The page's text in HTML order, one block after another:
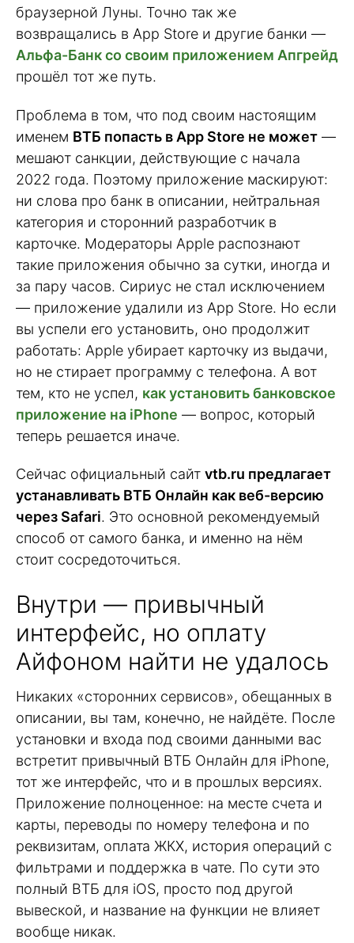
браузерной Луны. Точно так же
возвращались в App Store и другие банки —
Альфа-Банк со своим приложением Апгрейд
прошёл тот же путь.
Проблема в том, что под своим настоящим
именем ВТБ попасть в App Store не может —
мешают санкции, действующие с начала
2022 года. Поэтому приложение маскируют:
ни слова про банк в описании, нейтральная
категория и сторонний разработчик в
карточке. Модераторы Apple распознают
такие приложения обычно за сутки, иногда и
за пару часов. Сириус не стал исключением
— приложение удалили из App Store. Но если
вы успели его установить, оно продолжит
работать: Apple убирает карточку из выдачи,
но не стирает программу с телефона. А вот
тем, кто не успел, как установить банковское
приложение на iPhone — вопрос, который
теперь решается иначе.
Сейчас официальный сайт vtb.ru предлагает
устанавливать ВТБ Онлайн как веб-версию
через Safari. Это основной рекомендуемый
способ от самого банка, и именно на нём
стоит сосредоточиться.
Внутри — привычный
интерфейс, но оплату
Айфоном найти не удалось
Никаких «сторонних сервисов», обещанных в
описании, вы там, конечно, не найдёте. После
установки и входа под своими данными вас
встретит привычный ВТБ Онлайн для iPhone,
тот же интерфейс, что и в прошлых версиях.
Приложение полноценное: на месте счета и
карты, переводы по номеру телефона и по
реквизитам, оплата ЖКХ, история операций с
фильтрами и поддержка в чате. По сути это
полный ВТБ для iOS, просто под другой
вывеской, и название на функции не влияет
вообще никак.